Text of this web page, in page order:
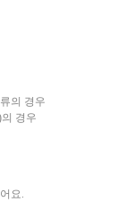
의 경우
경우
요.